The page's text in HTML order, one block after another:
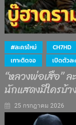
#ละครใหม่ CH7HD
เกาะติดจอ
เปิดตัวล
“หลวงพ่อเสือ”
นักแสดงมีใครบ้า
25 กรกฎาคม 2026